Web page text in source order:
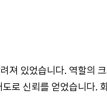
져 있었습니다. 역할의
로 신뢰를 얻었습니다.